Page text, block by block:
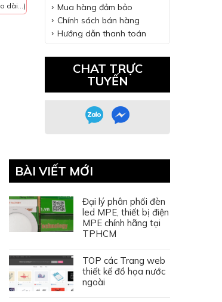
dài...)
Mua hàng đảm bảo
Chính sách bán hàng
Hướng dẫn thanh toán
CHAT TRỰC
TUYẾN
BÀI VIẾT MỚI
Đại lý phân phối đèn
led MPE, thiết bị điện
MPE chính hãng tại
TPHCM
TOP các Trang web
thiết kế đồ họa nước
ngoài